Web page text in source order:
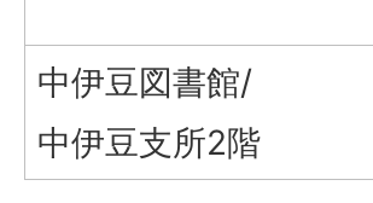
中伊豆図書館/
中伊豆支所2階